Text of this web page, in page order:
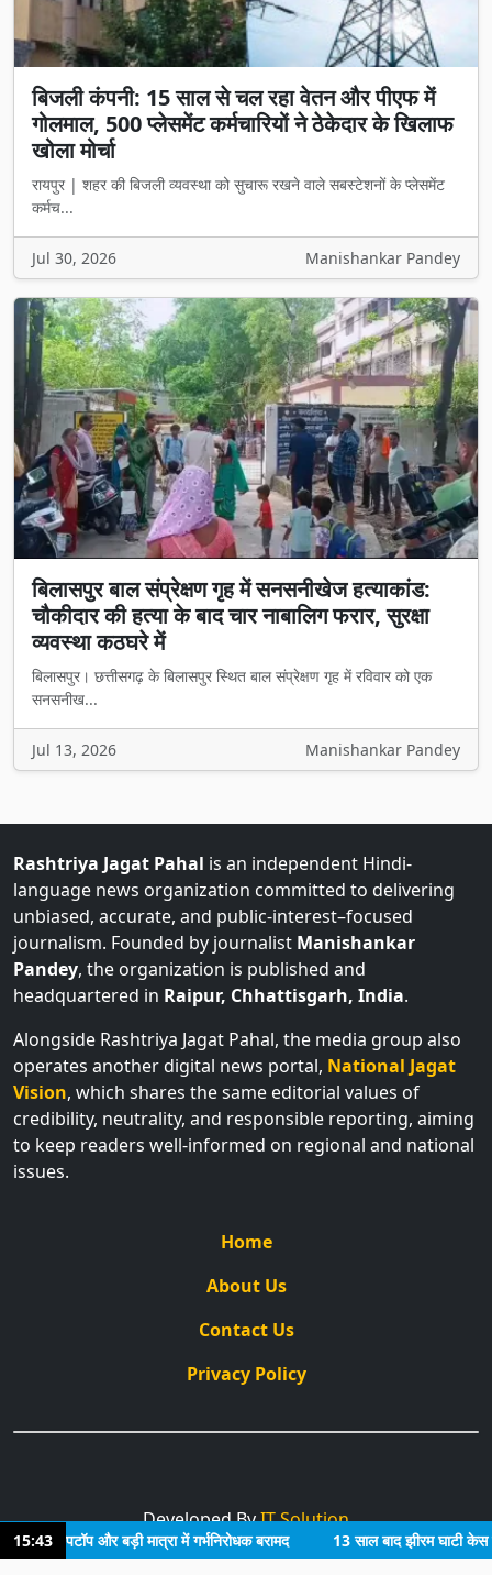
बिजली कंपनी: 15 साल से चल रहा वेतन और पीएफ में
गोलमाल, 500 प्लेसमेंट कर्मचारियों ने ठेकेदार के खिलाफ
खोला मोर्चा
रायपुर | शहर की बिजली व्यवस्था को सुचारू रखने वाले सबस्टेशनों के प्लेसमेंट
कर्मच...
Jul 30, 2026 Manishankar Pandey
बिलासपुर बाल संप्रेक्षण गृह में सनसनीखेज हत्याकांड:
चौकीदार की हत्या के बाद चार नाबालिग फरार, सुरक्षा
व्यवस्था कठघरे में
बिलासपुर। छत्तीसगढ़ के बिलासपुर स्थित बाल संप्रेक्षण गृह में रविवार को एक
सनसनीख...
Jul 13, 2026 Manishankar Pandey
Rashtriya Jagat Pahal is an independent Hindi-
language news organization committed to delivering
unbiased, accurate, and public-interest–focused
journalism. Founded by journalist Manishankar
Pandey, the organization is published and
headquartered in Raipur, Chhattisgarh, India.
Alongside Rashtriya Jagat Pahal, the media group also
operates another digital news portal, National Jagat
Vision, which shares the same editorial values of
credibility, neutrality, and responsible reporting, aiming
to keep readers well-informed on regional and national
issues.
Home
About Us
Contact Us
Privacy Policy
15:43
लैपटॉप और बड़ी मात्रा में गर्भनिरोधक बरामद 13 साल बाद झीरम घाटी केस में
Developed ByIT Solution